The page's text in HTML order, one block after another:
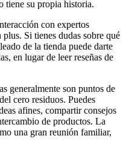
tiene su propia historia.
con expertos
Si tienes dudas sobre qué
de la tienda puede darte
en lugar de leer reseñas de
generalmente son puntos de
cero residuos. Puedes
afines, compartir consejos
de productos. La
una gran reunión familiar,